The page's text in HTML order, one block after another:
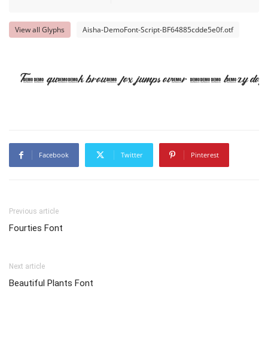
View all Glyphs Aisha-DemoFont-Script-BF64885cdde5e0f.otf
The quick brown fox jumps over the lazy dog
Facebook Twitter Pinterest
Previous article
Fourties Font
Next article
Beautiful Plants Font